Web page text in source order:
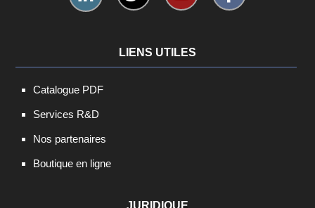
LIENS UTILES
Catalogue PDF
Services R&D
Nos partenaires
Boutique en ligne
JURIDIQUE